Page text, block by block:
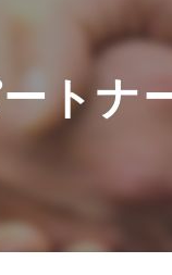
トナ